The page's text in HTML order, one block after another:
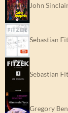
John
Sebastian
Sebastian
Gregory